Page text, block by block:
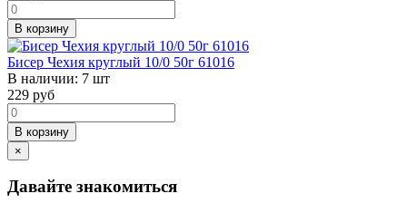
В корзину
Бисер Чехия круглый 10/0 50г 61016
В наличии: 7 шт
229 руб
В корзину
×
Давайте знакомиться